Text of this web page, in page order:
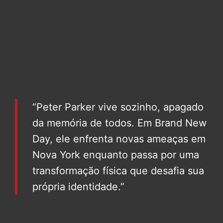
“Peter Parker vive sozinho, apagado
da memória de todos. Em Brand New
Day, ele enfrenta novas ameaças em
Nova York enquanto passa por uma
transformação física que desafia sua
própria identidade.”